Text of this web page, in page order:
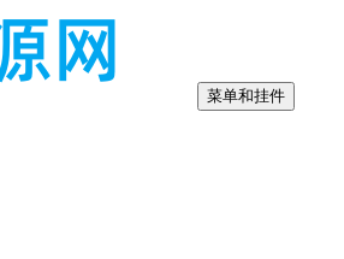
菜单和挂件